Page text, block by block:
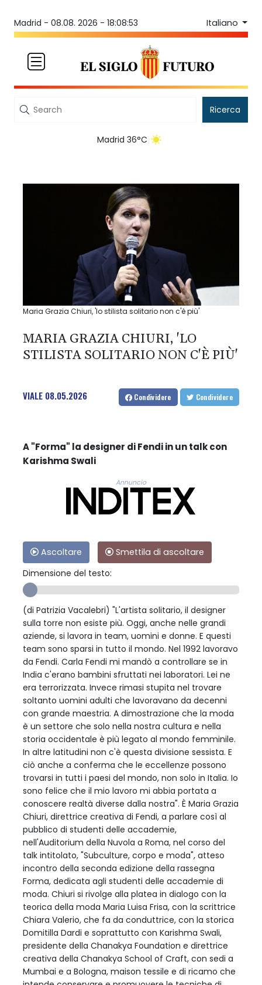
Madrid - 08.08. 2026 - 18:08:53 Italiano
Ricerca
Madrid 36°C
Maria Grazia Chiuri, 'lo stilista solitario non c'è più'
MARIA GRAZIA CHIURI, 'LO
STILISTA SOLITARIO NON C'È PIÙ'
VIALE 08.05.2026 Condividere Condividere
A "Forma" la designer di Fendi in un talk con
Karishma Swali
Annuncio
Ascoltare
Smettila di ascoltare
Dimensione del testo:
(di Patrizia Vacalebri) "L'artista solitario, il designer
sulla torre non esiste più. Oggi, anche nelle grandi
aziende, si lavora in team, uomini e donne. E questi
team sono sparsi in tutto il mondo. Nel 1992 lavoravo
da Fendi. Carla Fendi mi mandò a controllare se in
India c'erano bambini sfruttati nei laboratori. Lei ne
era terrorizzata. Invece rimasi stupita nel trovare
soltanto uomini adulti che lavoravano da decenni
con grande maestria. A dimostrazione che la moda
è un settore che solo nella nostra cultura e nella
storia occidentale è più legato al mondo femminile.
In altre latitudini non c'è questa divisione sessista. E
ciò anche a conferma che le eccellenze possono
trovarsi in tutti i paesi del mondo, non solo in Italia. Io
sono felice che il mio lavoro mi abbia portata a
conoscere realtà diverse dalla nostra". È Maria Grazia
Chiuri, direttrice creativa di Fendi, a parlare così al
pubblico di studenti delle accademie,
nell'Auditorium della Nuvola a Roma, nel corso del
talk intitolato, "Subculture, corpo e moda", atteso
incontro della seconda edizione della rassegna
Forma, dedicata agli studenti delle accademie di
moda. Chiuri si rivolge alla platea in dialogo con la
teorica della moda Maria Luisa Frisa, con la scrittrice
Chiara Valerio, che fa da conduttrice, con la storica
Domitilla Dardi e soprattutto con Karishma Swali,
presidente della Chanakya Foundation e direttrice
creativa della Chanakya School of Craft, con sedi a
Mumbai e a Bologna, maison tessile e di ricamo che